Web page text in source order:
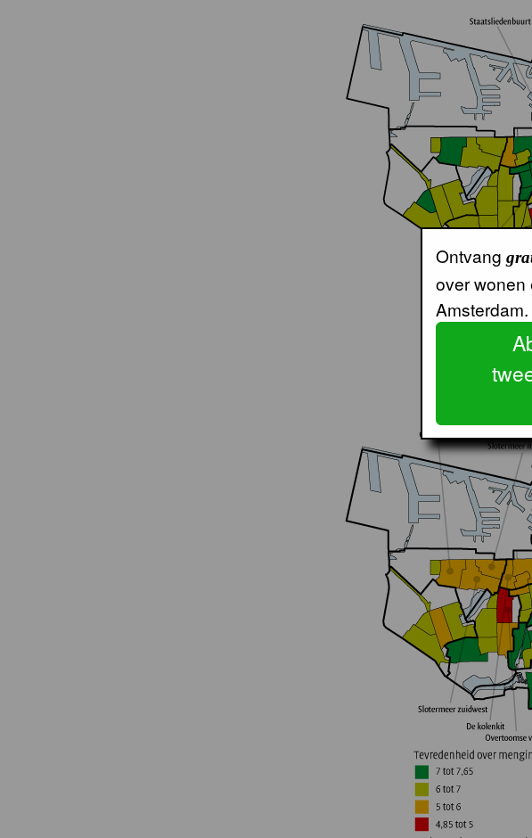
Ontvang
over wonen
Amsterdam.